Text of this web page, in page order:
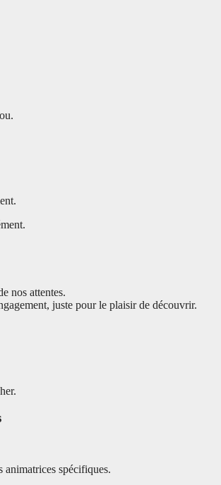
nos attentes.
juste pour le plaisir de découvrir.
animatrices spécifiques.